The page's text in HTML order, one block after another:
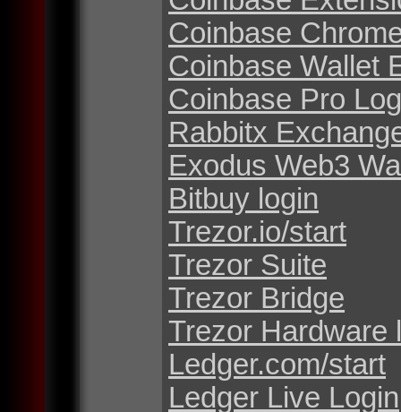
Coinbase
Coinbase Wallet
Coinbase Pro
Rabbitx
Exodus Web3
Bitbuy login
Trezor.io/start
Trezor Suite
Trezor Bridge
Trezor Hardware
Ledger.com/start
Ledger Live Login